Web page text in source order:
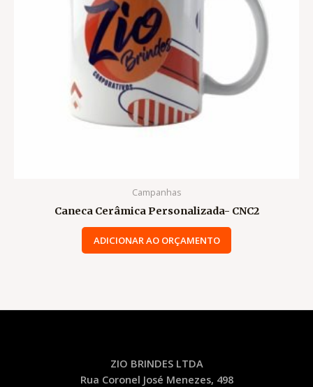
Campanhas
Caneca Cerâmica Personalizada- CNC2
ADICIONAR AO ORÇAMENTO
ZIO BRINDES LTDA
Rua Coronel José Menezes, 498